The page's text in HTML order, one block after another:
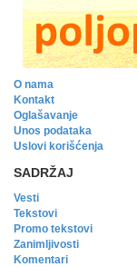
O nama
Kontakt
Oglašavanje
Unos podataka
Uslovi korišćenja
SADRŽAJ
Vesti
Tekstovi
Promo tekstovi
Zanimljivosti
Komentari